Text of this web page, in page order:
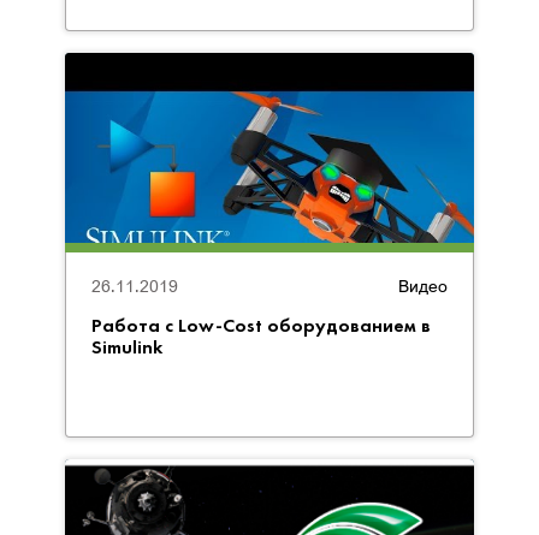
Видео
Работа с Low-Cost оборудованием в
Simulink
26.11.2019